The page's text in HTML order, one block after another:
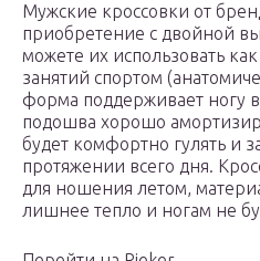
Мужские кроссовки от
приобретение с двойной
можете их использовать
занятий спортом
форма поддерживает ногу
подошва хорошо
будет комфортно гулять и
протяжении всего дня.
для ношения летом,
лишнее тепло и ногам не